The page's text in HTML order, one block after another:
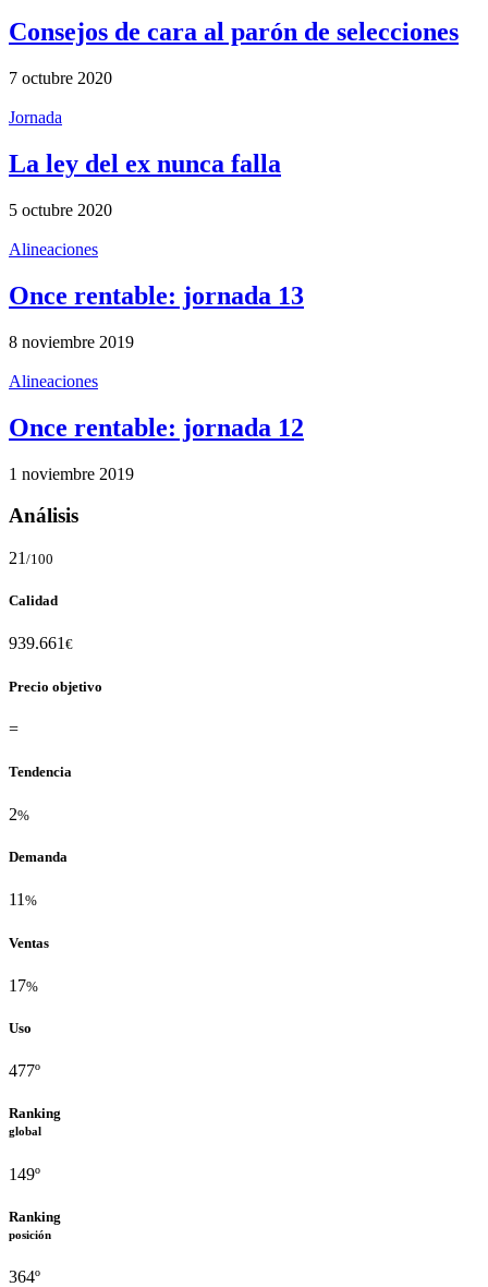
Consejos de cara al parón de selecciones
7 octubre 2020
Jornada
La ley del ex nunca falla
5 octubre 2020
Alineaciones
Once rentable: jornada 13
8 noviembre 2019
Alineaciones
Once rentable: jornada 12
1 noviembre 2019
Análisis
21 /100
Calidad
939.661€
Precio objetivo
=
Tendencia
2%
Demanda
11%
Ventas
17%
Uso
477º
Ranking
global
149º
Ranking
posición
364º